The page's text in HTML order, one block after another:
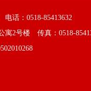
话：0518-85413632
寓2号楼 传真：0518-